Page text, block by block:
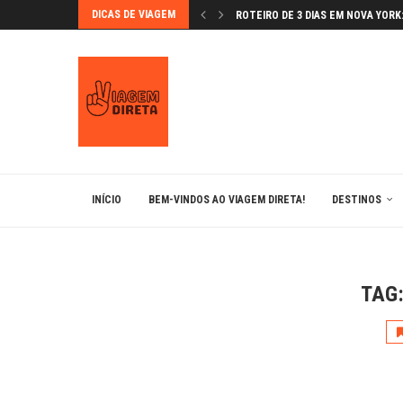
DICAS DE VIAGEM ROTEIRO DE 3 DIAS EM NOVA
INÍCIO BEM-VINDOS AO VIAGEM DIRETA! DESTINOS
TAG: